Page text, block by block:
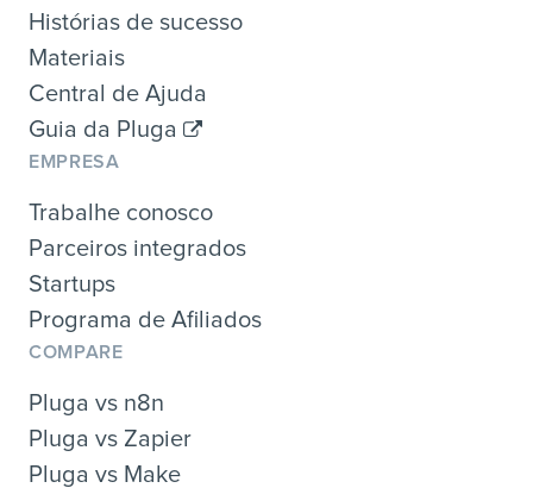
Histórias de sucesso
Materiais
Central de Ajuda
Guia da Pluga
EMPRESA
Trabalhe conosco
Parceiros integrados
Startups
Programa de Afiliados
COMPARE
Pluga vs n8n
Pluga vs Zapier
Pluga vs Make